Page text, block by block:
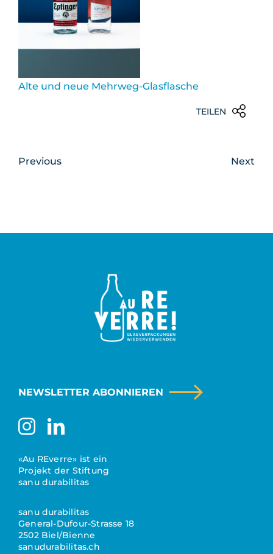
Alte und neue Mehrweg-Glasflasche
TEILEN
Previous Next
NEWSLETTER ABONNIEREN
«Au REverre» ist ein
Projekt der Stiftung
sanu durabilitas
sanu durabilitas
General-Dufour-Strasse 18
2502 Biel/Bienne
sanudurabilitas.ch